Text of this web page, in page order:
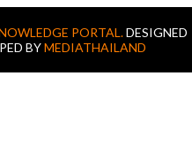
PORTAL.DESIGNED
BYMEDIATHAILAND